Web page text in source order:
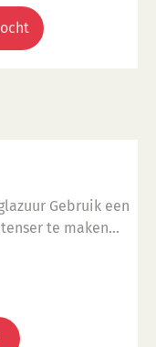
Gebruik een
te maken
transparant